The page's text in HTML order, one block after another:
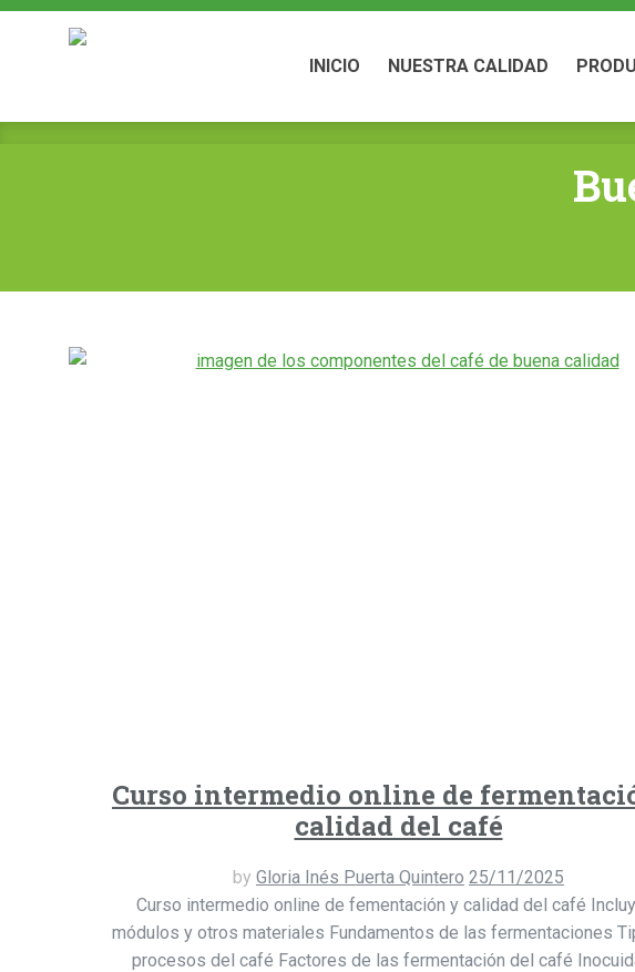
INICIO NUESTRA CALIDAD
Curso intermedio online de
calidad del café
by Gloria Inés Puerta Quintero 25/11/2025
Curso intermedio online de fementación y calidad del café
módulos y otros materiales Fundamentos de las fermentaciones
procesos del café Factores de las fermentación del café